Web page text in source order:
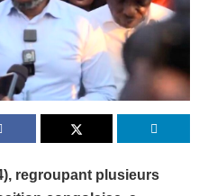
regroupant plusieurs